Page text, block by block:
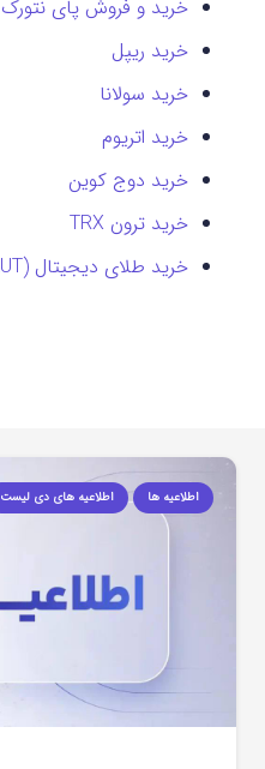
خرید و فروش پای نتورک
خرید ریپل
خرید سولانا
خرید اتریوم
خرید دوج کوین
خرید ترون TRX
خرید طلای دیجیتال (XAUT)
اطلاعیه ها اطلاعیه های دی لیست